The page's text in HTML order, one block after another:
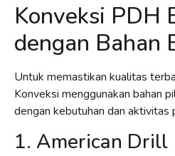
Konveksi PDH
dengan Bahan
Untuk memastikan kualitas
Konveksi menggunakan bahan
dengan kebutuhan dan aktivitas
1. American Drill